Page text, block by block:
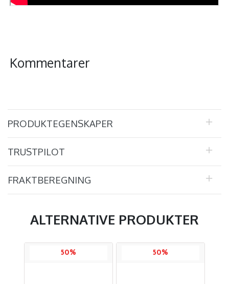
Kommentarer
PRODUKTEGENSKAPER
TRUSTPILOT
FRAKTBEREGNING
ALTERNATIVE PRODUKTER
50% 50%